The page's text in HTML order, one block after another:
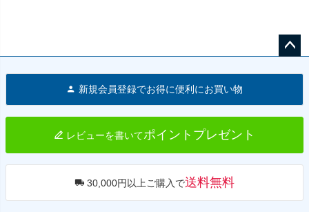
へ
新規会員登録でお得に便利にお買い物
レビューを書いてポイントプレゼント
30,000円以上ご購入で送料無料